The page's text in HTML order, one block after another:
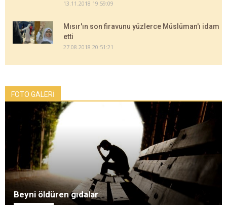
13.11.2018 19:59:09
Mısır'ın son firavunu yüzlerce Müslüman'ı idam
etti
27.08.2018 20:51:21
FOTO GALERİ
Beyni öldüren gıdalar